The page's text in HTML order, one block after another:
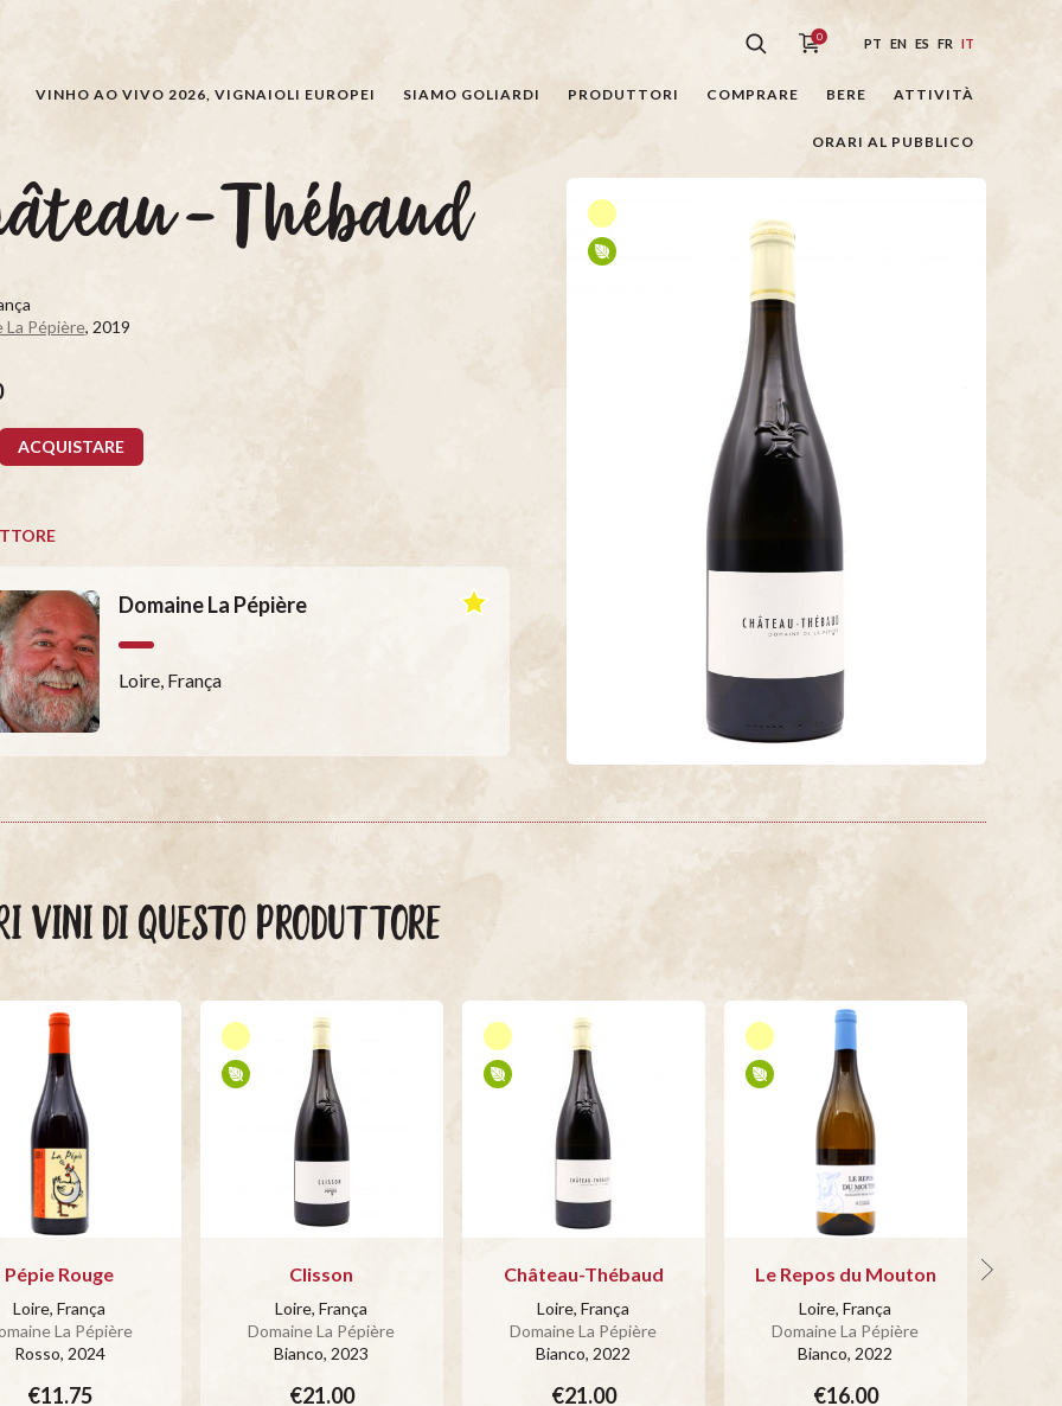
0 PT EN ES FR IT
VINHO AO VIVO 2026, VIGNAIOLI EUROPEI SIAMO GOLIARDI PRODUTTORI COMPRARE BERE ATTIVITÀ
ORARI AL PUBBLICO
Thébaud
La Pépière, 2019
ACQUISTARE
Domaine La Pépière
Loire, França
VINI DI QUESTO PRODUTTORE
Pépie Rouge
Loire, França
La Pépière
Rosso, 2024
€11.75
Clisson
Loire, França
Domaine La Pépière
Bianco, 2023
€21.00
Château-Thébaud
Loire, França
Domaine La Pépière
Bianco, 2022
€21.00
Le Repos du Mouton
Loire, França
Domaine La Pépière
Bianco, 2022
€16.00